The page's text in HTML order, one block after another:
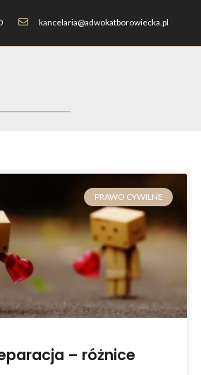
kancelaria@adwokatborowiecka.pl
PRAWO CYWILNE
– różnice